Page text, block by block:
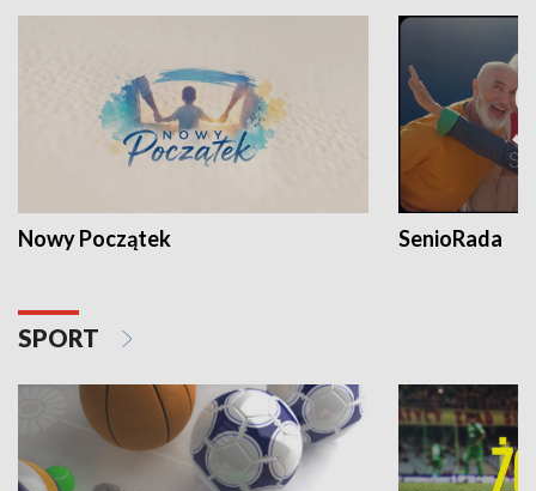
Nowy Początek SenioRada
SPORT